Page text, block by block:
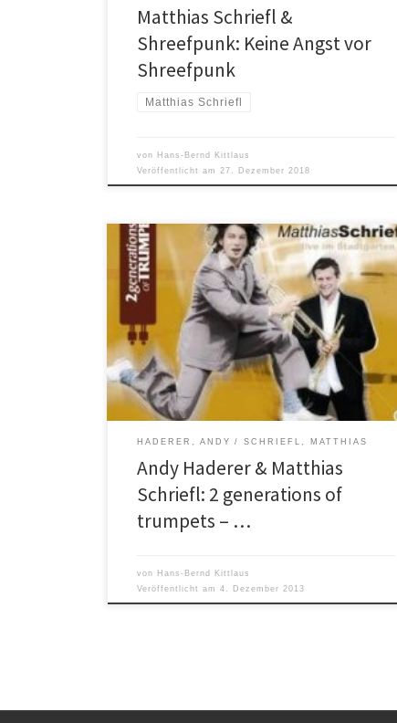
Matthias Schriefl &
Shreefpunk: Keine Angst vor
Shreefpunk
Matthias Schriefl
von Hans-Bernd Kittlaus
Veröffentlicht am 27. Dezember 2018
Andy Haderer & Matthias Schriefl 2 generations of
trumpets – live im Stadtgarten CMO 600040 Ob in
seinen eigenen Formationen oder als Solist mit der
WDR Big Band, mit Ali Haurands European Jazz
Ensemble, mit Charlie Mariano oder Tom Gäbel –
Matthias Schriefl hat in den letzten Jahren die
deutsche, […]
HADERER, ANDY SCHRIEFL, MATTHIAS
Andy Haderer & Matthias
Schriefl: 2 generations of
trumpets – …
von Hans-Bernd Kittlaus
Veröffentlicht am4. Dezember 2013